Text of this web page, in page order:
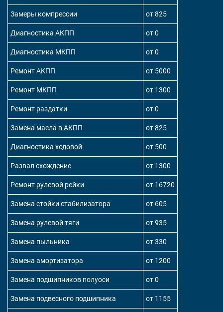
Замеры компрессии от 825
Диагностика АКПП от 0
Диагностика МКПП от 0
Ремонт АКПП от 5000
Ремонт МКПП от 1300
Ремонт раздатки от 0
Замена масла в АКПП от 825
Диагностика ходовой от 500
Развал схождение от 1300
Ремонт рулевой рейки от 16720
Замена стойки стабилизатора от 605
Замена рулевой тяги от 935
Замена пыльника от 330
Замена амортизатора от 1200
Замена подшипников полуоси от 0
Замена подвесного подшипника от 1155